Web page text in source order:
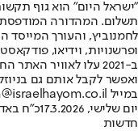
"ישראל היום" הוא גוף
ופרשנויות, וידיאו,
ב-2021 עלו לאוויר
ואפשר לקבל אותם גם
במייל hayom@israelhayom.co.il.
יום שלישי, 17.3.2026
כ"ח
חדשות